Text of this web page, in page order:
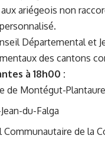
ariégeois non
Départemental et
des cantons
à 18h00 :
de Montégut-
du-Falga
de la